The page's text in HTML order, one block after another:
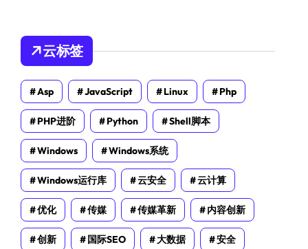
云标签
Asp JavaScript Linux Php
PHP进阶 Python Shell脚本
Windows Windows系统
Windows运行库 云安全 云计算
优化 传媒 传媒革新 内容创新
创新 国际SEO 大数据 安全